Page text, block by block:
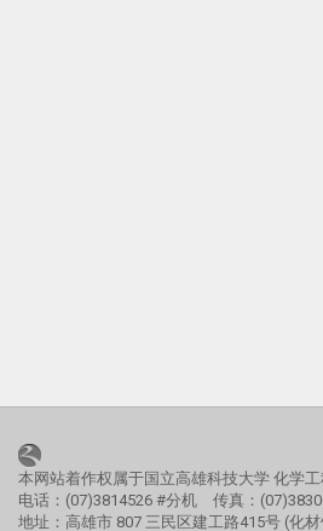
本网站着作权属于国立高雄科技大学 化学工
电话：(07)3814526 #分机 传真：
地址：高雄市 807 三民区建工路415号 (化